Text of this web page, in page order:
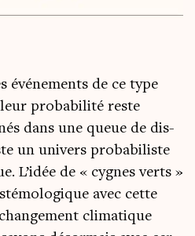
évé­ne­ments de ce type
pro­ba­bi­li­té reste
dans une queue de dis­
un uni­vers pro­ba­bi­liste
L’idée de « cygnes verts »
avec cette
cli­ma­tique